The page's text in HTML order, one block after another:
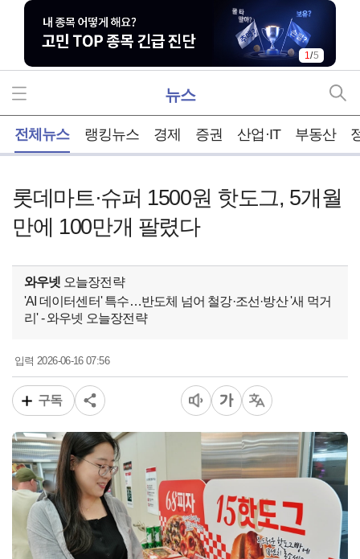
1/5
뉴스
전체뉴스 랭킹뉴스 경제 증권 산업·IT 부동산
롯데마트·슈퍼 1500원 핫도그, 5개월
만에 100만개 팔렸다
와우넷 오늘장전략
'AI 데이터센터' 특수…반도체 넘어 철강·조선·방산 '새 먹거
리' - 와우넷 오늘장전략
입력2026-06-16 07:56
구독